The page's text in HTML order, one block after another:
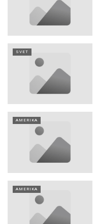
SVET
AMERIKA
AMERIKA